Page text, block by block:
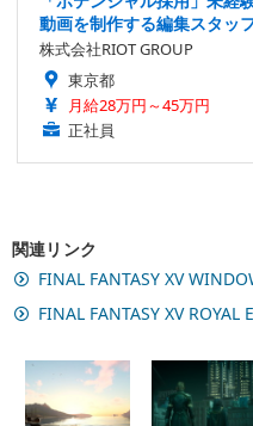
動画を制作する編集スタッ
株式会社RIOT GROUP
東京都
月給28万円～45万円
正社員
関連リンク
FINAL FANTASY XV
FINAL FANTASY XV ROYAL